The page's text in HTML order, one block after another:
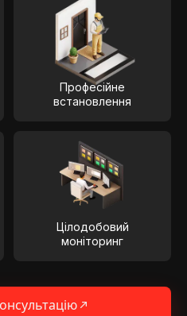
Професійне
встановлення
Цілодобовий
моніторинг